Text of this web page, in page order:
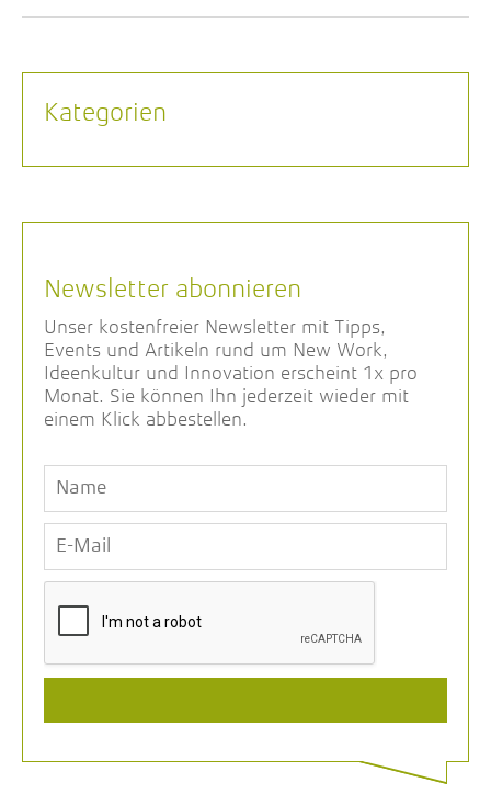
Kategorien
Newsletter abonnieren
Unser kostenfreier Newsletter mit Tipps,
Events und Artikeln rund um New Work,
Ideenkultur und Innovation erscheint 1x pro
Monat. Sie können Ihn jederzeit wieder mit
einem Klick abbestellen.